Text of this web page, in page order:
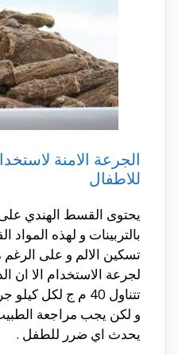
الجرعة الامنة
للاطفال
يحتوى القسط الهندي
بالتربينات و لهذه المواد
تسكين الالم و على الرغم
لجرعة الاستخدام الا ان
تتناول 40 م ج لكل
و لكن يجب مراجعة
يحدث اي ضرر للطفل .